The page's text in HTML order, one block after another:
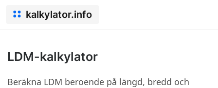
kalkylator.info
LDM-kalkylator
Beräkna LDM beroende på längd, bredd och